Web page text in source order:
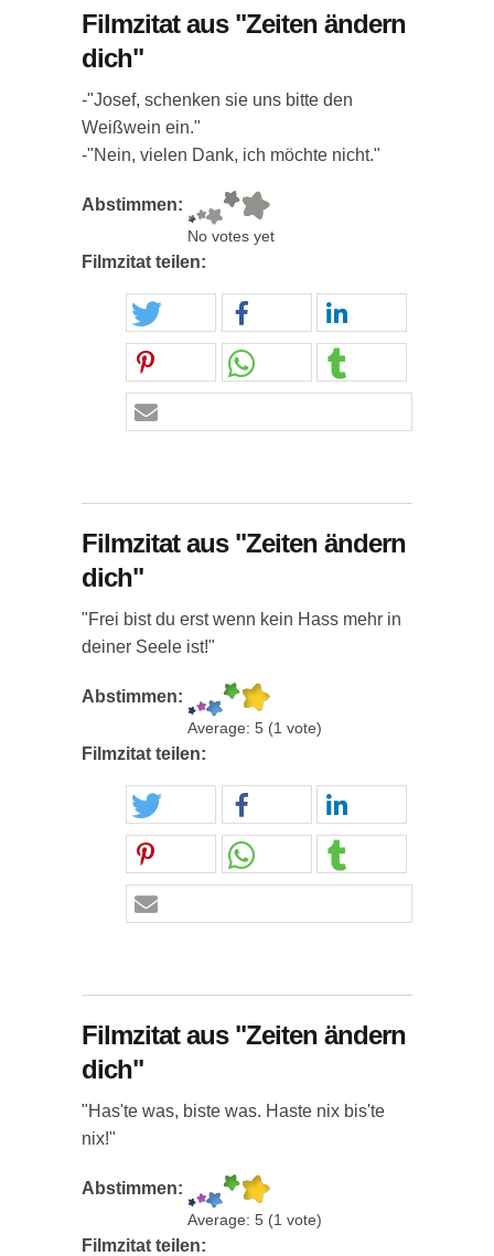
Filmzitat aus "Zeiten ändern
dich"
-"Josef, schenken sie uns bitte den
Weißwein ein."
-"Nein, vielen Dank, ich möchte nicht."
Abstimmen:
No votes yet
Filmzitat teilen:
Filmzitat aus "Zeiten ändern
dich"
"Frei bist du erst wenn kein Hass mehr in
deiner Seele ist!"
Abstimmen:
Average: 5 (1 vote)
Filmzitat teilen:
Filmzitat aus "Zeiten ändern
dich"
"Has'te was, biste was. Haste nix bis'te
nix!"
Abstimmen:
Average: 5 (1 vote)
Filmzitat teilen: